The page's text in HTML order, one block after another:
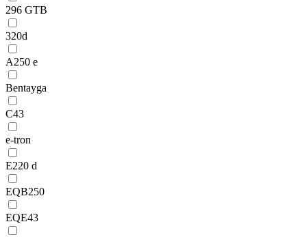
296 GTB
320d
A250 e
Bentayga
C43
e-tron
E220 d
EQB250
EQE43